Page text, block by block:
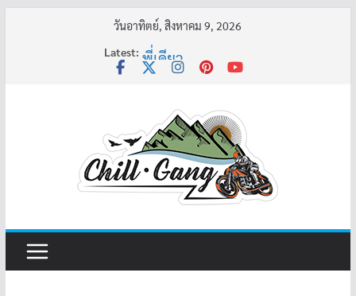
วันอาทิตย์, สิงหาคม 9, 2026
Latest: พี่เดียว
คุณยายบัวลอย
อ้วนแต่พยายาม 2
ครูเล่าผี มีอยู่ว่า 4